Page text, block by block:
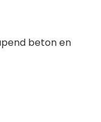
beton en